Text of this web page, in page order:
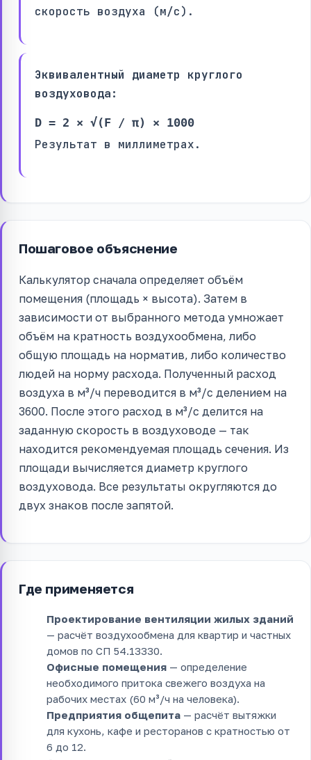
скорость воздуха (м/с).
Эквивалентный диаметр круглого
воздуховода:
D = 2 × √(F / π) × 1000
Результат в миллиметрах.
Пошаговое объяснение
Калькулятор сначала определяет объём
помещения (площадь × высота). Затем в
зависимости от выбранного метода умножает
объём на кратность воздухообмена, либо
общую площадь на норматив, либо количество
людей на норму расхода. Полученный расход
воздуха в м³/ч переводится в м³/с делением на
3600. После этого расход в м³/с делится на
заданную скорость в воздуховоде — так
находится рекомендуемая площадь сечения. Из
площади вычисляется диаметр круглого
воздуховода. Все результаты округляются до
двух знаков после запятой.
Где применяется
Проектирование вентиляции жилых зданий
— расчёт воздухообмена для квартир и частных
домов по СП 54.13330.
Офисные помещения — определение
необходимого притока свежего воздуха на
рабочих местах (60 м³/ч на человека).
Предприятия общепита — расчёт вытяжки
для кухонь, кафе и ресторанов с кратностью от
6 до 12.